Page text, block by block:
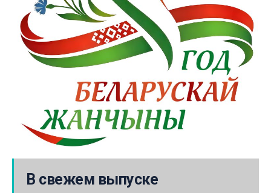
В свежем выпуске